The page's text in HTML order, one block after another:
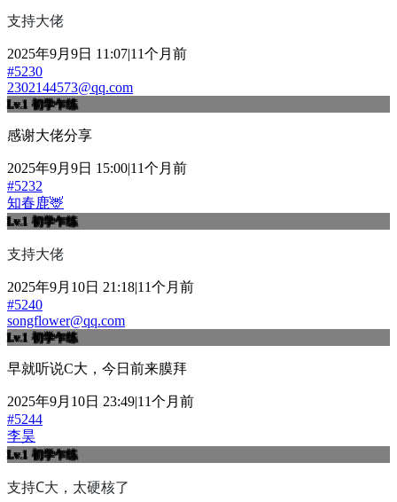
支持大佬
2025年9月9日 11:07|11个月前
#5230
2302144573@qq.com
Lv.1 初学乍练
感谢大佬分享
2025年9月9日 15:00|11个月前
#5232
知春鹿🦌
Lv.1 初学乍练
支持大佬
2025年9月10日 21:18|11个月前
#5240
songflower@qq.com
Lv.1 初学乍练
早就听说C大，今日前来膜拜
2025年9月10日 23:49|11个月前
#5244
李昊
Lv.1 初学乍练
支持C大，太硬核了